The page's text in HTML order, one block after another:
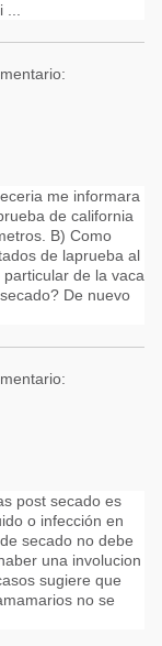
me informara
de california
B) Como
de laprueba al
de la vaca
De nuevo
post secado es
o infección en
secado no debe
una involucion
sugiere que
no se